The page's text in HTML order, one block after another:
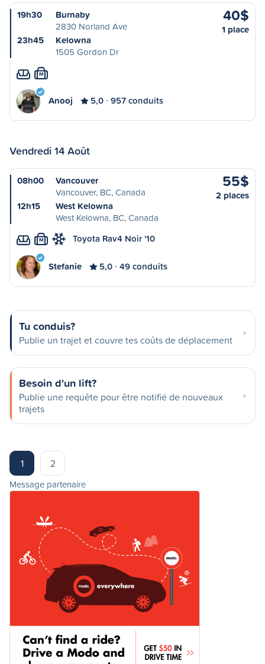
19h30
Burnaby
2830 Norland Ave
23h45
Kelowna
1505 Gordon Dr
40$
1 place
M
Anooj 5,0 957 conduits
Vendredi 14 Août
08h00
Vancouver
Vancouver, BC, Canada
12h15
West Kelowna
West Kelowna, BC, Canada
55$
2 places
M Toyota Rav4 Noir '10
Stefanie 5,0 49 conduits
Tu conduis?
Publie un trajet et couvre tes coûts de déplacement
Besoin d'un lift?
Publie une requête pour être notifié de nouveaux
trajets
1 2
Message partenaire